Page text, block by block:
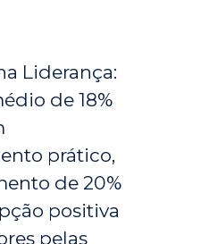
Liderança:
de 18%
prático,
de 20%
positiva
pelas